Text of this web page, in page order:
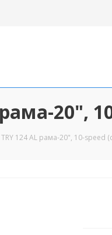
20",
124 AL рама-20", 10-speed